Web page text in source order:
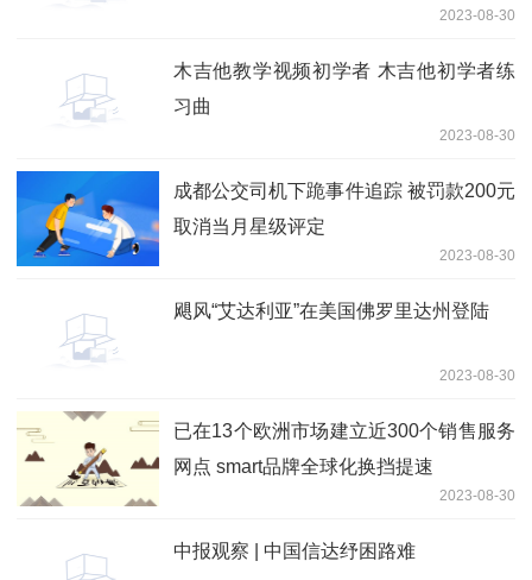
2023-08-30
木吉他教学视频初学者 木吉他初学者练
习曲
2023-08-30
成都公交司机下跪事件追踪 被罚款200元
取消当月星级评定
2023-08-30
飓风“艾达利亚”在美国佛罗里达州登陆
2023-08-30
已在13个欧洲市场建立近300个销售服务
网点 smart品牌全球化换挡提速
2023-08-30
中报观察 | 中国信达纾困路难